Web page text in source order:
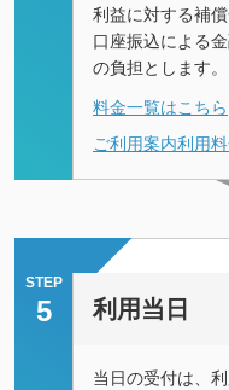
利益に対する補償
口座振込による
の負担とします。
料金一覧はこちら
ご利用案内利用
STEP
5 利用当日
当日の受付は、